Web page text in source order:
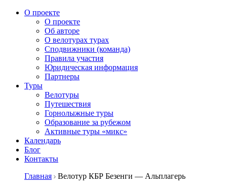
О проекте
О проекте
Об авторе
О велотурах турах
Сподвижники (команда)
Правила участия
Юридическая информация
Партнеры
Туры
Велотуры
Путешествия
Горнолыжные туры
Образование за рубежом
Активные туры «микс»
Календарь
Блог
Контакты
Главная
Велотур КБР Безенги — Альплагерь